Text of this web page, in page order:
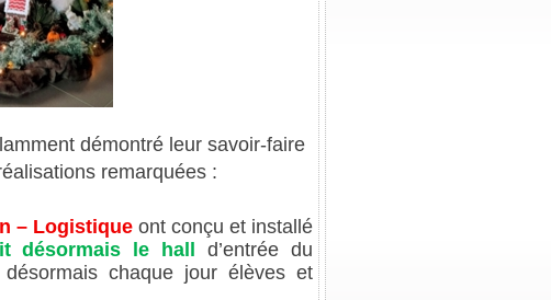
démontré leur savoir-faire
remarquées :
– Logistique ont conçu et installé
désormais le hall
d’entrée du
chaque jour élèves et